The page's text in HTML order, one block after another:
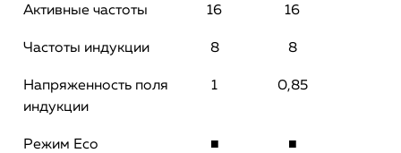
Активные частоты 16 16
Частоты индукции 8 8
Напряженность поля
индукции
1 0,85
Режим Eco ■ ■